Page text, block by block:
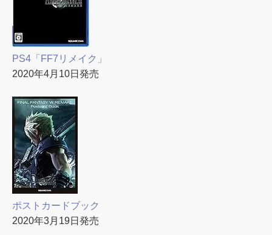
PS4「FF7リメイク」
2020年4月10日発売
ポストカードブック
2020年3月19日発売